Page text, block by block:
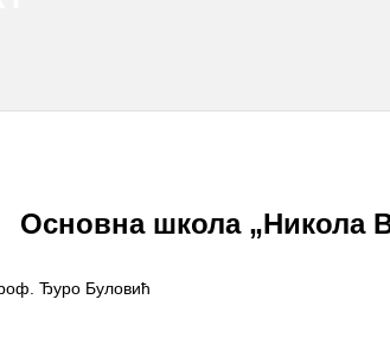
Oсновна школа „Никола
Ђуро Буловић